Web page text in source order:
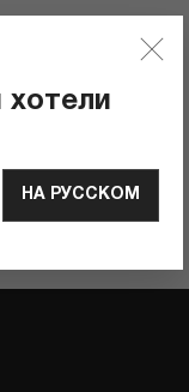
0
хотели
НА РУССКОМ